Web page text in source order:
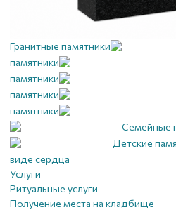
Гранитные памятники
памятники
памятники
памятники
памятники
Семейные
Детские
виде сердца
Услуги
Ритуальные услуги
Получение места на кладбище